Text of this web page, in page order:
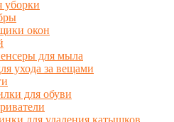
уборки
окон
для мыла
ухода за вещами
для обуви
для удаления катышков